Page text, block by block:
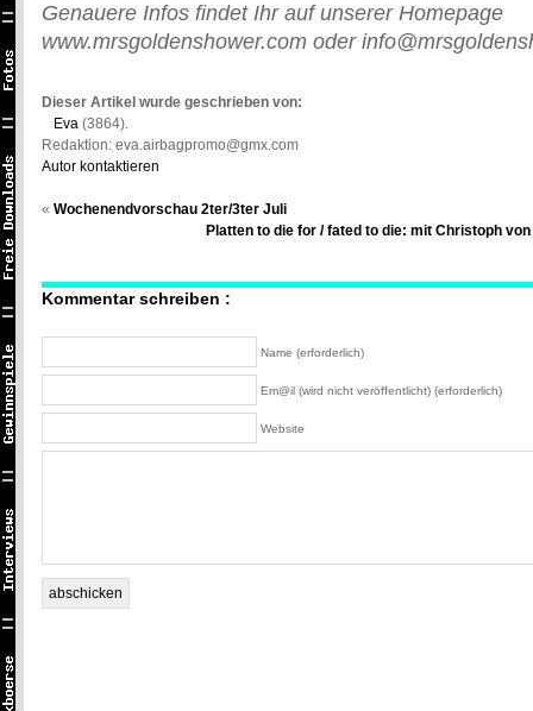
Genauere Infos findet Ihr auf unserer Homepage
www.mrsgoldenshower.com oder
Dieser Artikel wurde geschrieben von:
Eva (3864).
Redaktion: eva.airbagpromo@gmx.com
Autor kontaktieren
« Wochenendvorschau 2ter/3ter Juli
Platten to die for / fated to die: mit Christoph
Kommentar schreiben :
Name (erforderlich)
Em@il (wird nicht veröffentlicht) (erforderlich)
Website